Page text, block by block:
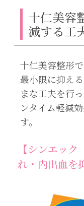
十仁美容
減する工
十仁美容整形
最小限に抑え
まな工夫を行
ンタイム軽減
す。
【シンエッ
れ・内出血を